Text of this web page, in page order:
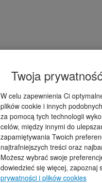
Twoja
W celu zapewnienia Ci
plików cookie i innych
za pomocą tych technologii
celów, między innymi do
zapamiętywania Twoich
najtrafniejszych treści oraz
Możesz wybrać swoje
dowiedzieć się więcej, zapoznaj
prywatności i plików cookies